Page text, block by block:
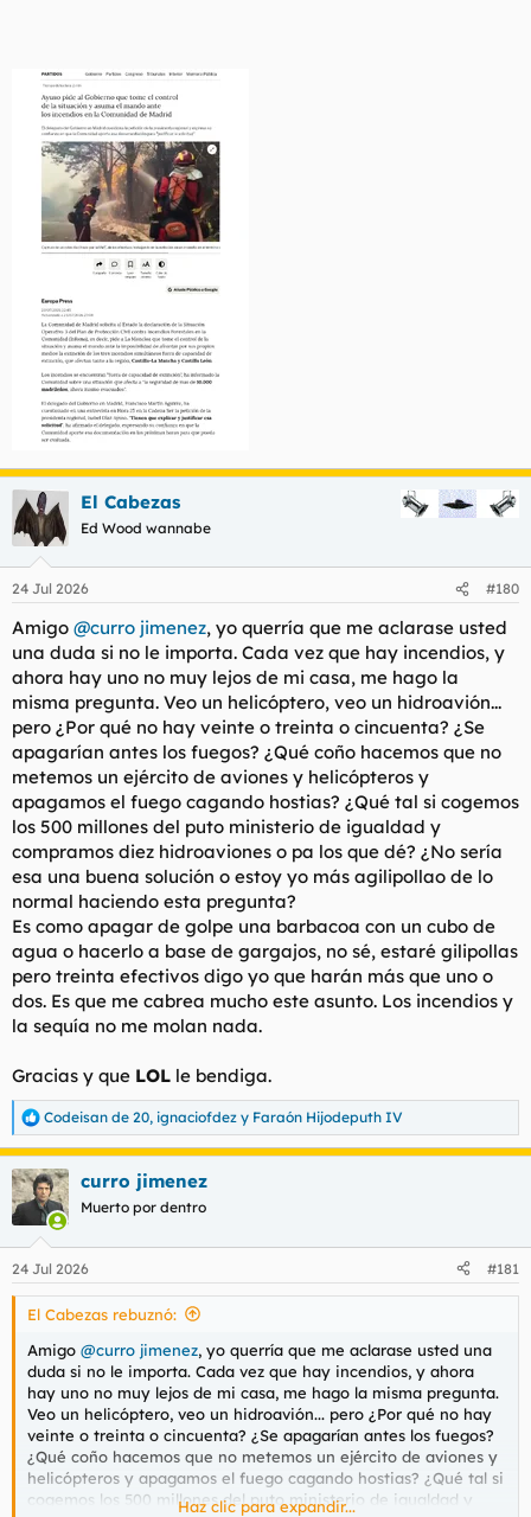
El Cabezas
Ed Wood wannabe
24 Jul 2026 #180
Amigo @curro jimenez, yo querría que me aclarase usted
una duda si no le importa. Cada vez que hay incendios, y
ahora hay uno no muy lejos de mi casa, me hago la
misma pregunta. Veo un helicóptero, veo un hidroavión...
pero ¿Por qué no hay veinte o treinta o cincuenta? ¿Se
apagarían antes los fuegos? ¿Qué coño hacemos que no
metemos un ejército de aviones y helicópteros y
apagamos el fuego cagando hostias? ¿Qué tal si cogemos
los 500 millones del puto ministerio de igualdad y
compramos diez hidroaviones o pa los que dé? ¿No sería
esa una buena solución o estoy yo más agilipollao de lo
normal haciendo esta pregunta?
Es como apagar de golpe una barbacoa con un cubo de
agua o hacerlo a base de gargajos, no sé, estaré gilipollas
pero treinta efectivos digo yo que harán más que uno o
dos. Es que me cabrea mucho este asunto. Los incendios y
la sequía no me molan nada.
Gracias y que LOL le bendiga.
R
e
c
c
e
s
Codeisan de 20, ignaciofdez y Faraón Hijodeputh IV
curro jimenez
Muerto por dentro
24 Jul 2026 #181
El Cabezas rebuznó:
Amigo @curro jimenez, yo querría que me aclarase usted una
duda si no le importa. Cada vez que hay incendios, y ahora
hay uno no muy lejos de mi casa, me hago la misma pregunta.
Veo un helicóptero, veo un hidroavión... pero ¿Por qué no hay
veinte o treinta o cincuenta? ¿Se apagarían antes los fuegos?
¿Qué coño hacemos que no metemos un ejército de aviones y
helicópteros y apagamos el fuego cagando hostias? ¿Qué tal si
cogemos los 500 millones del puto ministerio de igualdad y
Haz clic para expandir...